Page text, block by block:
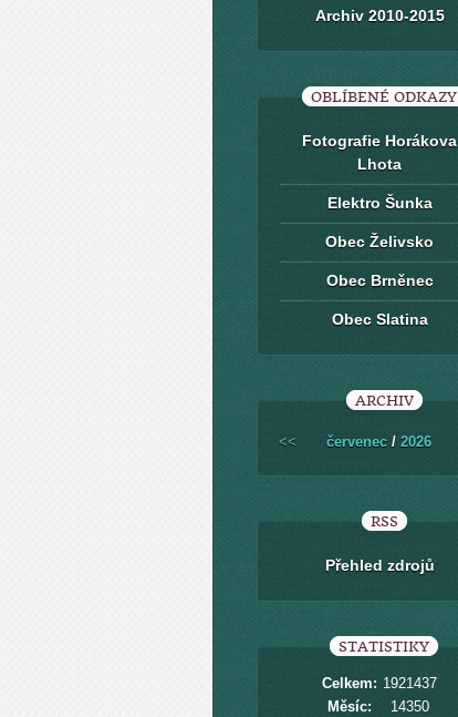
Archiv 2010-2015
OBLÍBENÉ ODKAZY
Fotografie Horákova
Lhota
Elektro Šunka
Obec Želivsko
Obec Brněnec
Obec Slatina
ARCHIV
<< červenec / 2026
RSS
Přehled zdrojů
STATISTIKY
Celkem: 1921437
Měsíc:
14350